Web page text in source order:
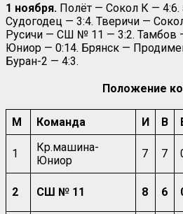
1 ноября. Полёт — Сокол К — 4:6.
Судогодец — 3:4. Тверичи —
Русичи — СШ № 11 — 3:2. Тамбов
Юниор — 0:14. Брянск —
Буран-2 — 4:3.
Положение
М Команда И В
1
Кр.машина-
Юниор
7 7
2 СШ № 11 8 6